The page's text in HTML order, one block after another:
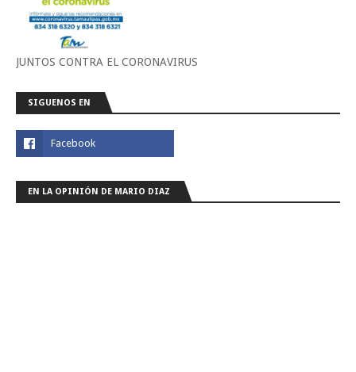
JUNTOS CONTRA EL CORONAVIRUS
SIGUENOS EN
EN LA OPINIÓN DE MARIO DIAZ